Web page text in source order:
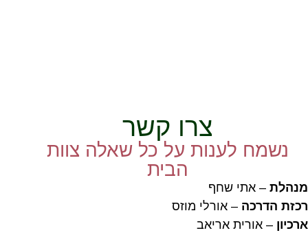
צרו קשר
נשמח לענות על כל שאלה צוות
הבית
מנהלת – אתי שחף
רכזת הדרכה – אורלי מוזס
ארכיון – אורית אריאב